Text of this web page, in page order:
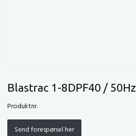
Blastrac 1-8DPF40 / 50Hz
Produktnr.
Send forespørsel her